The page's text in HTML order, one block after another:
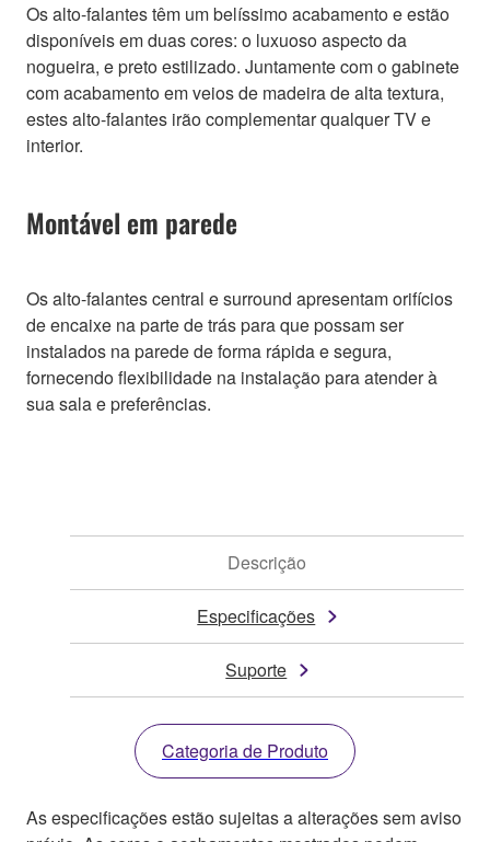
Os alto-falantes têm um belíssimo acabamento e estão
disponíveis em duas cores: o luxuoso aspecto da
nogueira, e preto estilizado. Juntamente com o gabinete
com acabamento em veios de madeira de alta textura,
estes alto-falantes irão complementar qualquer TV e
interior.
Montável em parede
Os alto-falantes central e surround apresentam orifícios
de encaixe na parte de trás para que possam ser
instalados na parede de forma rápida e segura,
fornecendo flexibilidade na instalação para atender à
sua sala e preferências.
Descrição
Especificações
Suporte
Categoria de Produto
As especificações estão sujeitas a alterações sem aviso